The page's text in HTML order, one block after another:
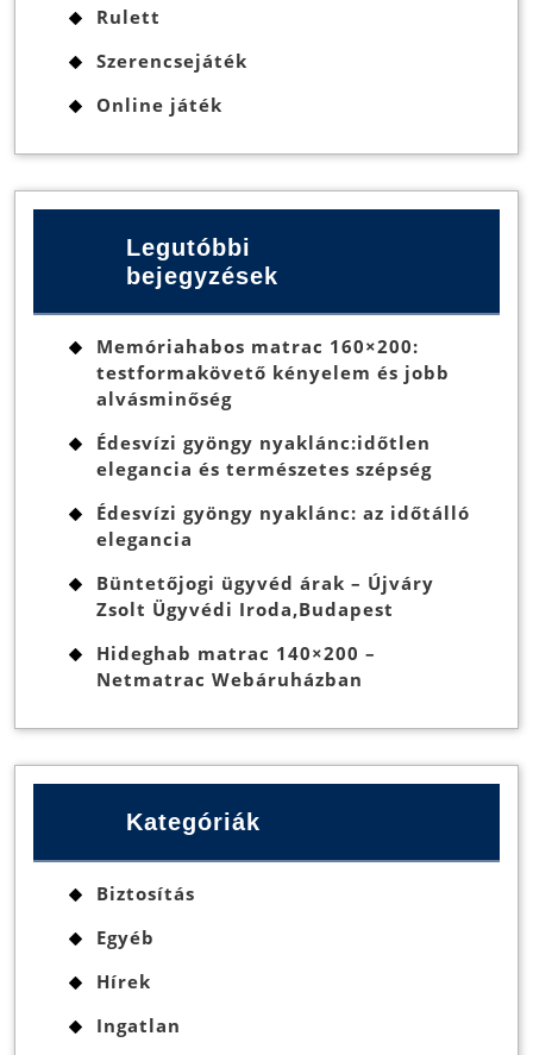
Rulett
Szerencsejáték
Online játék
Legutóbbi
bejegyzések
Memóriahabos matrac 160×200:
testformakövető kényelem és jobb
alvásminőség
Édesvízi gyöngy nyaklánc:időtlen
elegancia és természetes szépség
Édesvízi gyöngy nyaklánc: az időtálló
elegancia
Büntetőjogi ügyvéd árak – Újváry
Zsolt Ügyvédi Iroda,Budapest
Hideghab matrac 140×200 –
Netmatrac Webáruházban
Kategóriák
Biztosítás
Egyéb
Hírek
Ingatlan